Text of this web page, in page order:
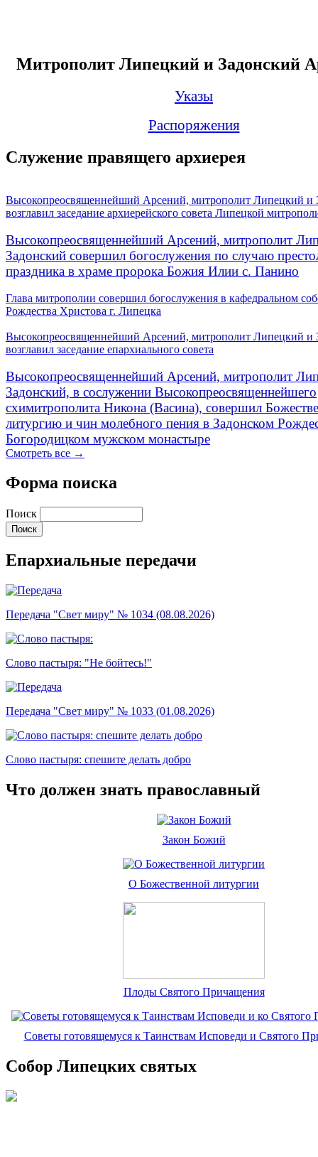
Митрополит Липецкий и Задонский
Указы
Распоряжения
Служение правящего архиерея
Высокопреосвященнейший Арсений, митрополит Липецкий и
возглавил заседание архиерейского совета Липецкой
Высокопреосвященнейший Арсений, митрополит
Задонский совершил богослужения по случаю
праздника в храме пророка Божия Илии с. Панино
Глава митрополии совершил богослужения в кафедральном
Рождества Христова г. Липецка
Высокопреосвященнейший Арсений, митрополит Липецкий и
возглавил заседание епархиального совета
Высокопреосвященнейший Арсений, митрополит
Задонский, в сослужении Высокопреосвященнейшего
схимитрополита Никона (Васина), совершил
литургию и чин молебного пения в Задонском
Богородицком мужском монастыре
Смотреть все →
Форма поиска
Поиск
Епархиальные передачи
Передача "Свет миру" № 1034 (08.08.2026)
Слово пастыря: "Не бойтесь!"
Передача "Свет миру" № 1033 (01.08.2026)
Слово пастыря: спешите делать добро
Что должен знать православный
Закон Божий
О Божественной литургии
Плоды Святого Причащения
Советы готовящемуся к Таинствам Исповеди и Святого
Собор Липецких святых